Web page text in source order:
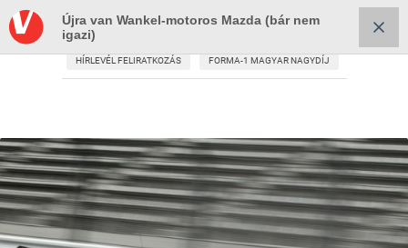
HÍRLEVÉL FELIRATKOZÁS FORMA-1 MAGYAR NAGYDÍJ
Újra van Wankel-motoros Mazda (bár nem
igazi)